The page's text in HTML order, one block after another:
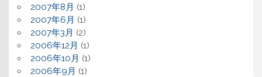
2007年8月 (1)
2007年6月 (1)
2007年3月 (2)
2006年12月 (1)
2006年10月 (1)
2006年9月 (1)